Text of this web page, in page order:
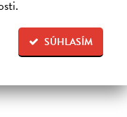
SÚHLASÍM
im sochy a
miesto v
moderné umenie sa